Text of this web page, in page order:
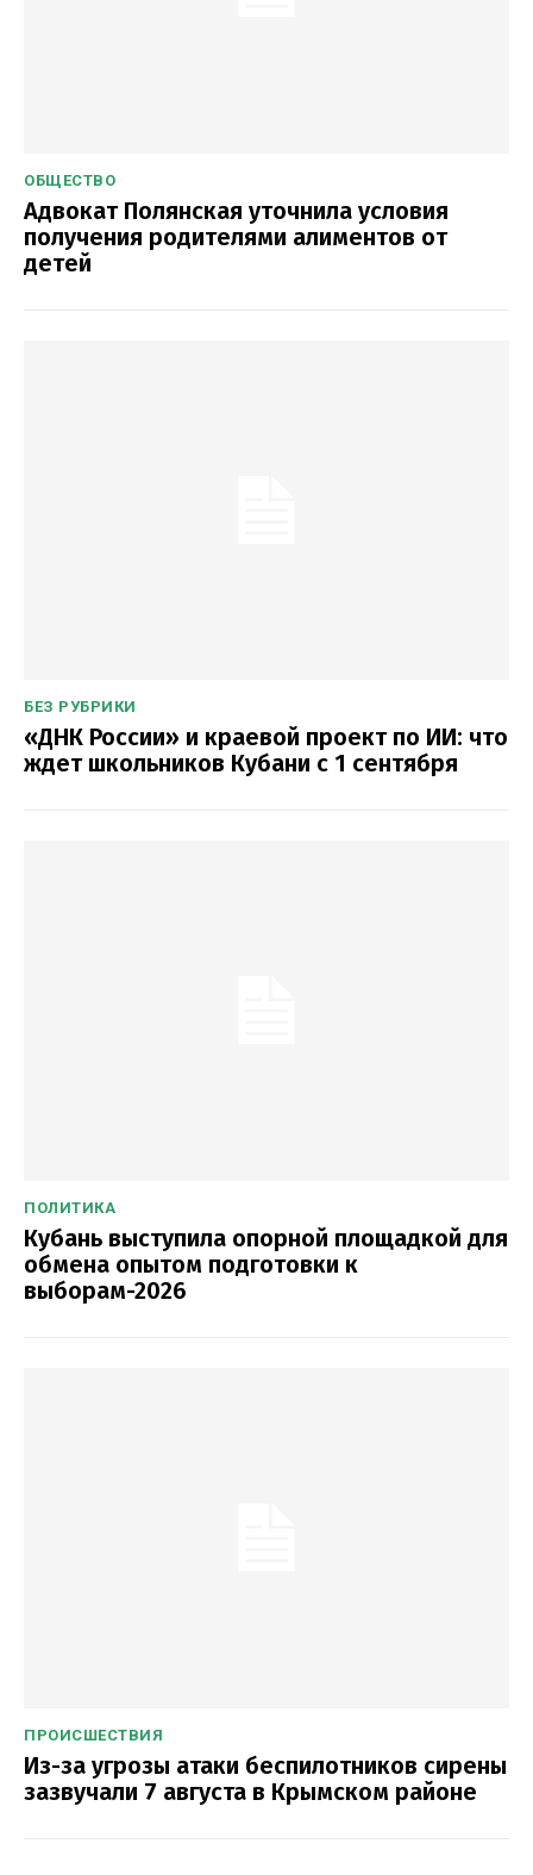
ОБЩЕСТВО
Адвокат Полянская уточнила условия
получения родителями алиментов от
детей
БЕЗ РУБРИКИ
«ДНК России» и краевой проект по ИИ: что
ждет школьников Кубани с 1 сентября
ПОЛИТИКА
Кубань выступила опорной площадкой для
обмена опытом подготовки к
выборам-2026
ПРОИСШЕСТВИЯ
Из-за угрозы атаки беспилотников сирены
зазвучали 7 августа в Крымском районе